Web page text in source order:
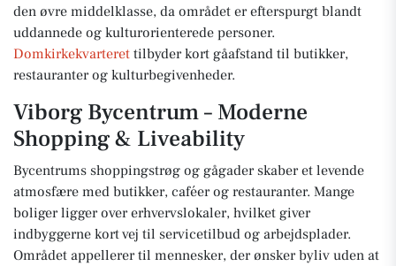
den øvre middelklasse, da området er efterspurgt blandt
uddannede og kulturorienterede personer.
Domkirkekvarteret tilbyder kort gåafstand til butikker,
restauranter og kulturbegivenheder.
Viborg Bycentrum – Moderne
Shopping & Liveability
Bycentrums shoppingstrøg og gågader skaber et levende
atmosfære med butikker, caféer og restauranter. Mange
boliger ligger over erhvervslokaler, hvilket giver
indbyggerne kort vej til servicetilbud og arbejdsplader.
Området appellerer til mennesker, der ønsker byliv uden at